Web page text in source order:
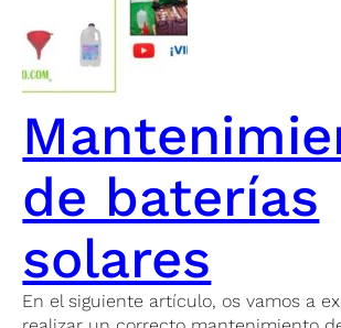
de baterías
solares
En el siguiente artículo, os vamos a